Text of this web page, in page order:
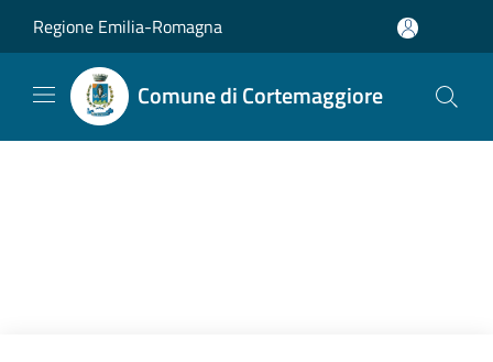
Regione Emilia-Romagna
Comune di Cortemaggiore